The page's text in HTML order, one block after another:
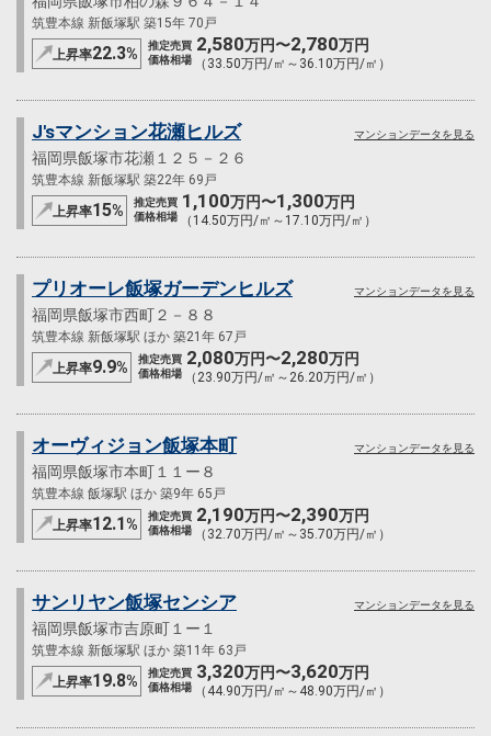
筑豊本線 新飯塚駅 築15年 70戸
上昇率22.3%
推定売買
価格相場
2,580万円〜2,780万円
（33.50万円/㎡～36.10万円/㎡）
J'sマンション花瀬ヒルズ
福岡県飯塚市花瀬１２５－２６
筑豊本線 新飯塚駅 築22年 69戸
上昇率15%
推定売買
価格相場
1,100万円〜1,300万円
（14.50万円/㎡～17.10万円/㎡）
マンションデータを見る
プリオーレ飯塚ガーデンヒルズ
福岡県飯塚市西町２－８８
筑豊本線 新飯塚駅 ほか 築21年 67戸
上昇率9.9%
推定売買
価格相場
2,080万円〜2,280万円
（23.90万円/㎡～26.20万円/㎡）
マンションデータを見る
オーヴィジョン飯塚本町
福岡県飯塚市本町１１ー８
筑豊本線 飯塚駅 ほか 築9年 65戸
上昇率12.1%
推定売買
価格相場
2,190万円〜2,390万円
（32.70万円/㎡～35.70万円/㎡）
マンションデータを見る
サンリヤン飯塚センシア
福岡県飯塚市吉原町１ー１
筑豊本線 新飯塚駅 ほか 築11年 63戸
上昇率19.8%
推定売買
価格相場
3,320万円〜3,620万円
（44.90万円/㎡～48.90万円/㎡）
マンションデータを見る